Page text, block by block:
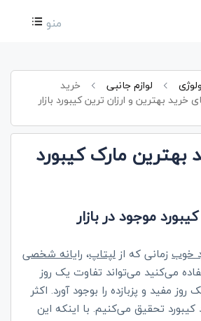
منو
لوازم جانبی
خرید
خرید بهترین و ارزان ترین کیبورد بازار
بهترین مارک کیبورد
موجود در بازار
خوبزمانی که از لپتاپ، رایانه شخصی
می‌کنید می‌تواند تفاوت یک روز
مفید و پزبازده را بوجود آورد. اکثر
كیبورد تحقیق می‌كنیم. با اینکه این